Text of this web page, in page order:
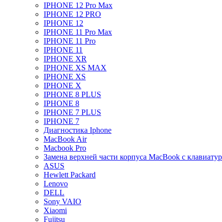
IPHONE 12 Pro Max
IPHONE 12 PRO
IPHONE 12
IPHONE 11 Pro Max
IPHONE 11 Pro
IPHONE 11
IPHONE XR
IPHONE XS MAX
IPHONE XS
IPHONE X
IPHONE 8 PLUS
IPHONE 8
IPHONE 7 PLUS
IPHONE 7
Диагностика Iphone
MacBook Air
Macbook Pro
Замена верхней части корпуса MacBook с
ASUS
Hewlett Packard
Lenovo
DELL
Sony VAIO
Xiaomi
Fujitsu